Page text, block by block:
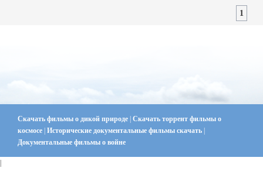
1
Скачать фильмы о дикой природе Скачать торрент фильмы о
космосе Исторические документальные фильмы скачать
Документальные фильмы о войне